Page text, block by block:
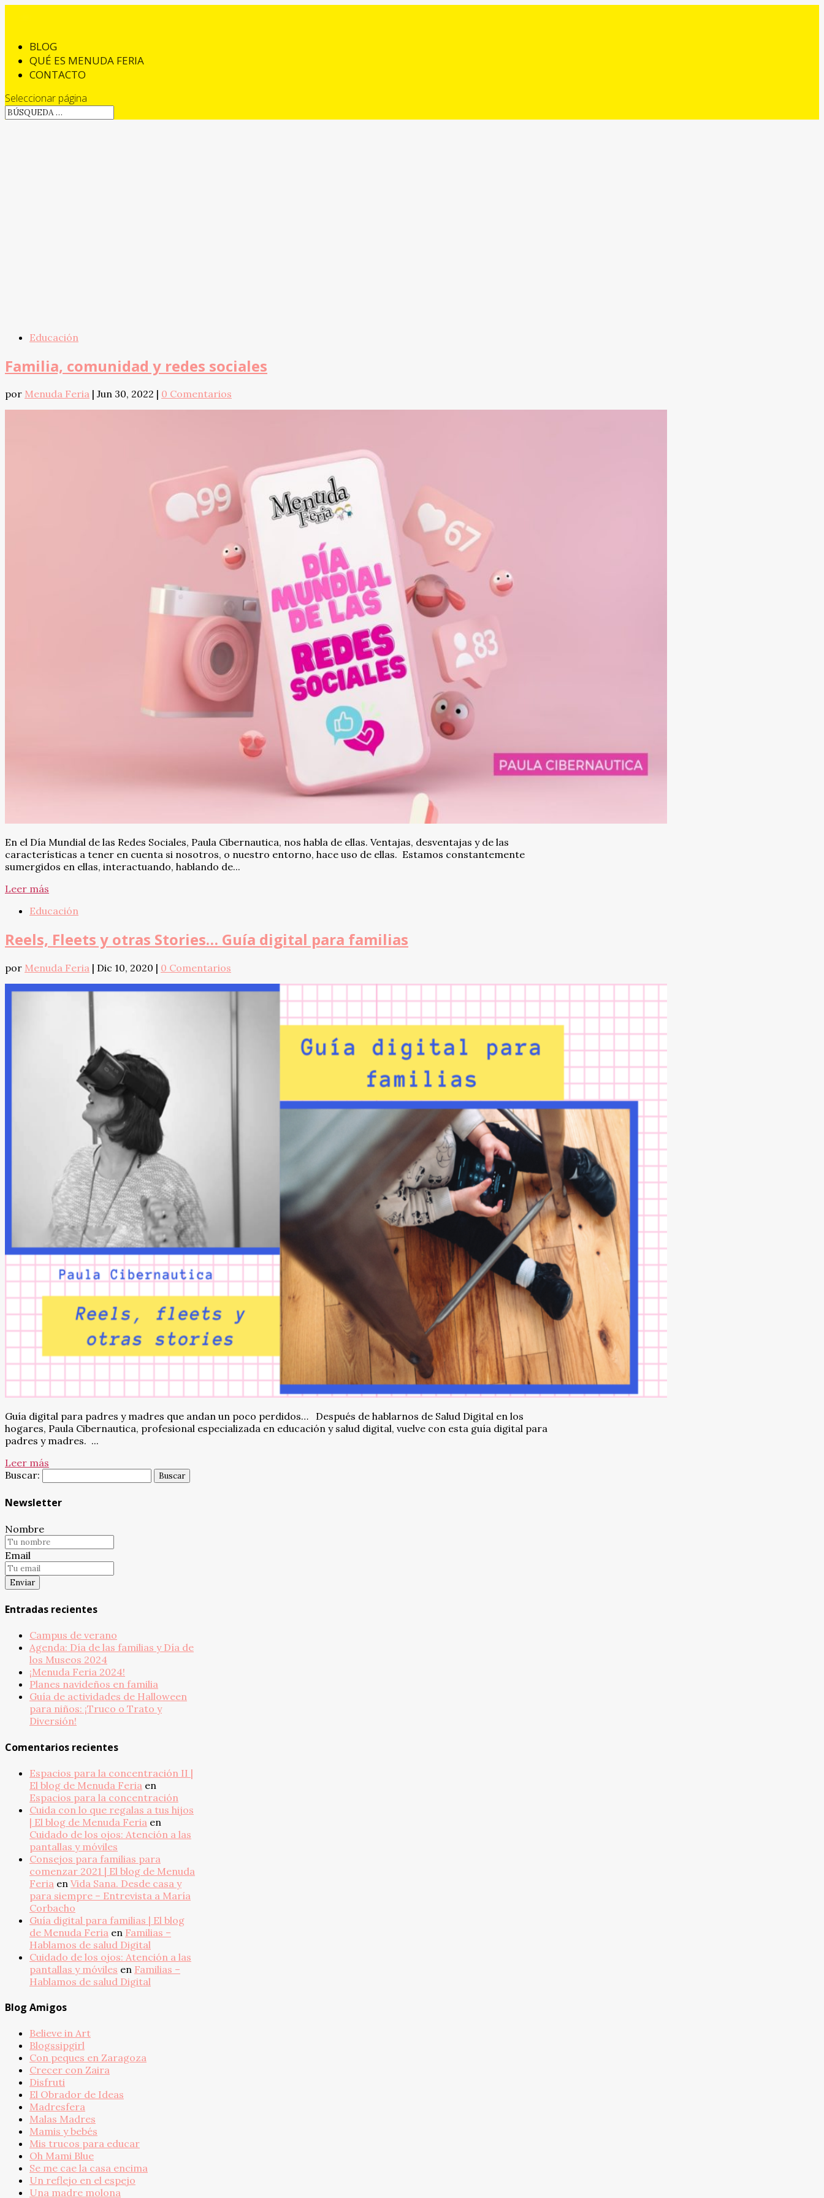
BLOG
QUÉ ES MENUDA FERIA
CONTACTO
Seleccionar página
Educación
Familia, comunidad y redes sociales
por Menuda Feria | Jun 30, 2022 | 0 Comentarios
En el Día Mundial de las Redes Sociales, Paula Cibernautica, nos habla de ellas. Ventajas, desventajas y de las
características a tener en cuenta si nosotros, o nuestro entorno, hace uso de ellas. Estamos constantemente
sumergidos en ellas, interactuando, hablando de...
Leer más
Educación
Reels, Fleets y otras Stories… Guía digital para familias
por Menuda Feria | Dic 10, 2020 | 0 Comentarios
Guía digital para padres y madres que andan un poco perdidos… Después de hablarnos de Salud Digital en los
hogares, Paula Cibernautica, profesional especializada en educación y salud digital, vuelve con esta guía digital para
padres y madres. ...
Leer más
Buscar:
Newsletter
Nombre
Email
Entradas recientes
Campus de verano
Agenda: Día de las familias y Día de
los Museos 2024
¡Menuda Feria 2024!
Planes navideños en familia
Guía de actividades de Halloween
para niños: ¡Truco o Trato y
Diversión!
Comentarios recientes
Espacios para la concentración II |
El blog de Menuda Feria en
Espacios para la concentración
Cuida con lo que regalas a tus hijos
| El blog de Menuda Feria en
Cuidado de los ojos: Atención a las
pantallas y móviles
Consejos para familias para
comenzar 2021 | El blog de Menuda
Feria en Vida Sana. Desde casa y
para siempre – Entrevista a María
Corbacho
Guía digital para familias | El blog
de Menuda Feria en Familias –
Hablamos de salud Digital
Cuidado de los ojos: Atención a las
pantallas y móviles en Familias –
Hablamos de salud Digital
Blog Amigos
Believe in Art
Blogssipgirl
Con peques en Zaragoza
Crecer con Zaira
Disfruti
El Obrador de Ideas
Madresfera
Malas Madres
Mamis y bebés
Mis trucos para educar
Oh Mami Blue
Se me cae la casa encima
Un reflejo en el espejo
Una madre molona